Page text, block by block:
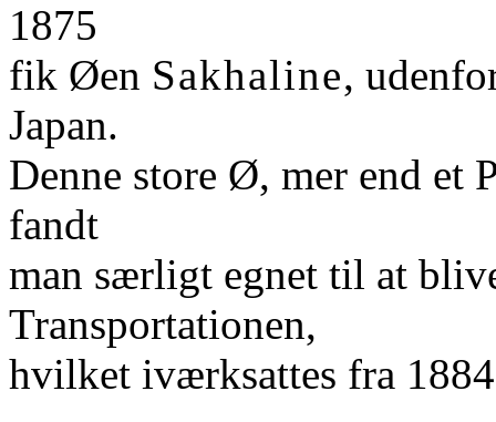
1875
fik Øen Sakhaline,
Japan.
Denne store Ø, mer end et
fandt
man særligt egnet til at
Transportationen,
hvilket iværksattes fra